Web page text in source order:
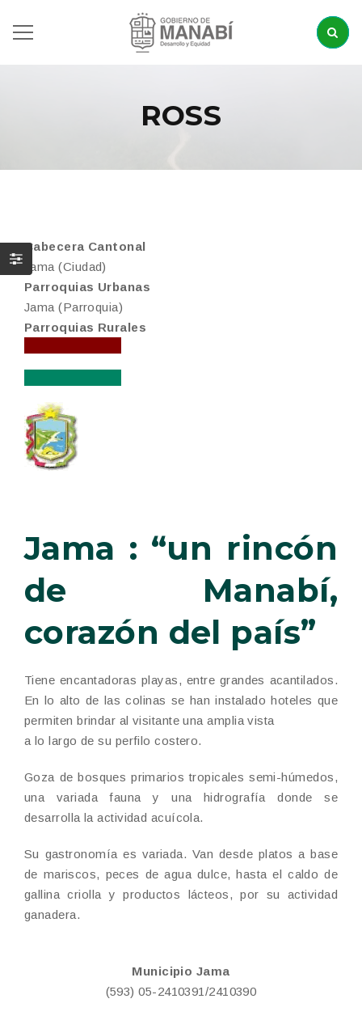
ROSS
Cabecera Cantonal
Jama (Ciudad)
Parroquias Urbanas
Jama (Parroquia)
Parroquias Rurales
Jama : “un rincón
de Manabí,
corazón del país”
Tiene encantadoras playas, entre grandes acantilados.
En lo alto de las colinas se han instalado hoteles que
permiten brindar al visitante una amplia vista
a lo largo de su perfilo costero.
Goza de bosques primarios tropicales semi-húmedos,
una variada fauna y una hidrografía donde se
desarrolla la actividad acuícola.
Su gastronomía es variada. Van desde platos a base
de mariscos, peces de agua dulce, hasta el caldo de
gallina criolla y productos lácteos, por su actividad
ganadera.
Municipio Jama
(593) 05-2410391/2410390